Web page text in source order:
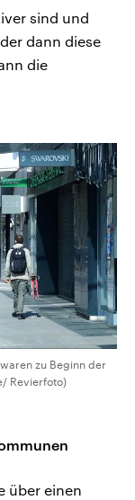
sind und
dann diese
die
zu Beginn der
Revierfoto)
über einen